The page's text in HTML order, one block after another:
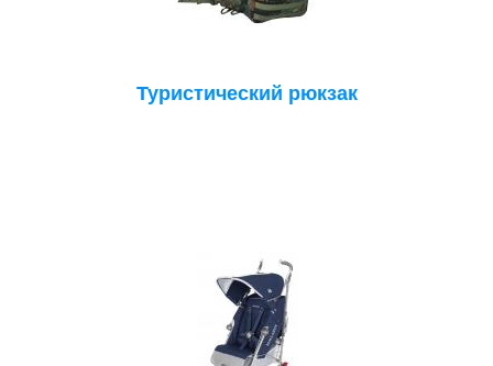
Туристический рюкзак